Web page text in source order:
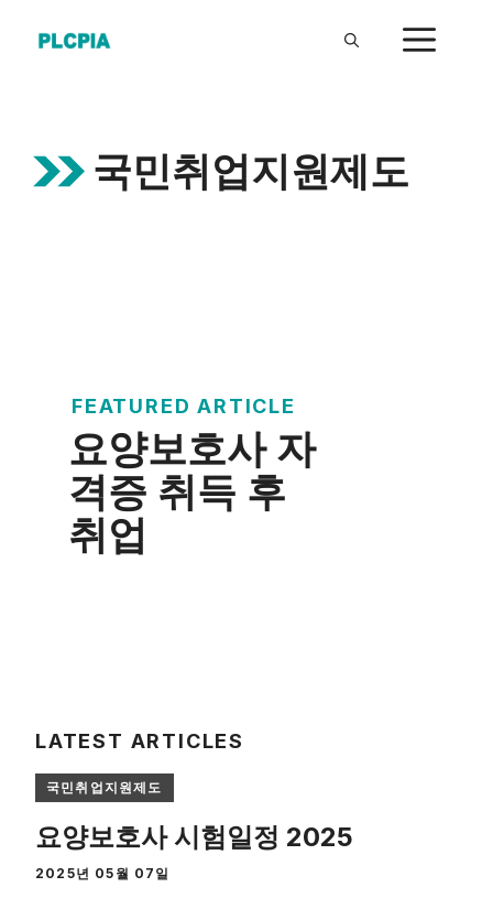
국민취업지원제도
FEATURED ARTICLE
요양보호사 자
격증 취득 후
취업
LATEST ARTICLES
국민취업지원제도
요양보호사 시험일정 2025
2025년 05월 07일